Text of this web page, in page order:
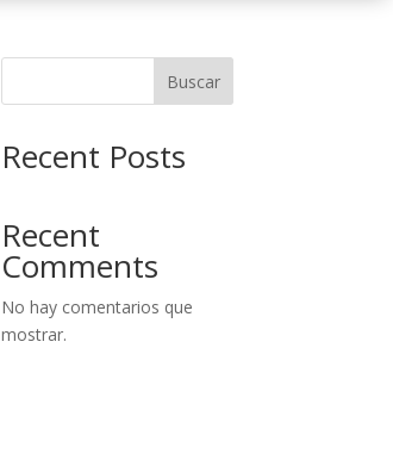
Buscar
Recent Posts
Recent
Comments
No hay comentarios que
mostrar.